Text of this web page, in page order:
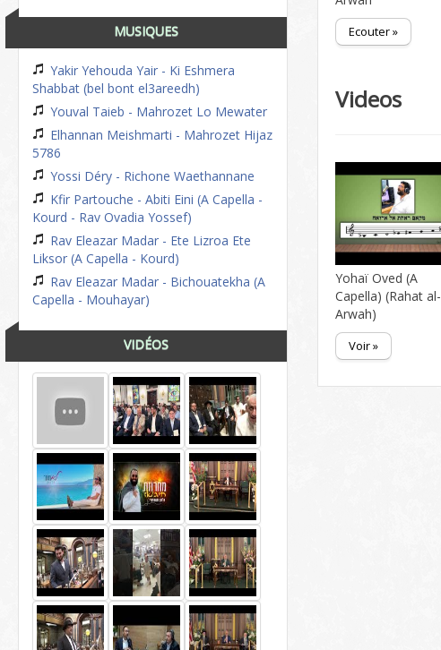
MUSIQUES
Yakir Yehouda Yair - Ki Eshmera
Shabbat (bel bont el3areedh)
Youval Taieb - Mahrozet Lo Mewater
Elhannan Meishmarti - Mahrozet Hijaz
5786
Yossi Déry - Richone Waethannane
Kfir Partouche - Abiti Eini (A Capella -
Kourd - Rav Ovadia Yossef)
Rav Eleazar Madar - Ete Lizroa Ete
Liksor (A Capella - Kourd)
Rav Eleazar Madar - Bichouatekha (A
Capella - Mouhayar)
VIDÉOS
Ecouter »
Videos
Yohaï Oved (A
Capella) (Rahat al-
Arwah)
Voir »